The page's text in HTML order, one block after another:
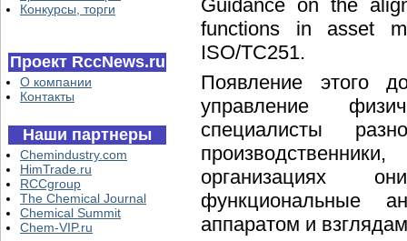
Конкурсы, торги
Проект RccNews.ru
О компании
Контакты
Наши партнеры
Chemindustry.com
HimTrade.ru
RCCgroup
The Chemical Journal
Chemical Summit
Chem-VIP.ru
Guidance on the
functions in asset
ISO/TC251.
Появление этого
управление
специалисты
организациях
функциональные
аппаратом и